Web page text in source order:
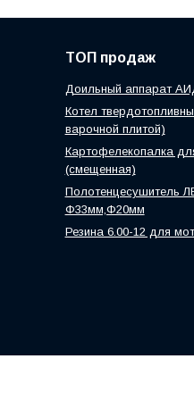
ТОП продаж
Доильный аппарат
Котел
варочной плитой)
Картофелекопалка
(смещенная)
Полотенцесушитель
Ф33мм,Ф20мм
Резина 6.00-12 для